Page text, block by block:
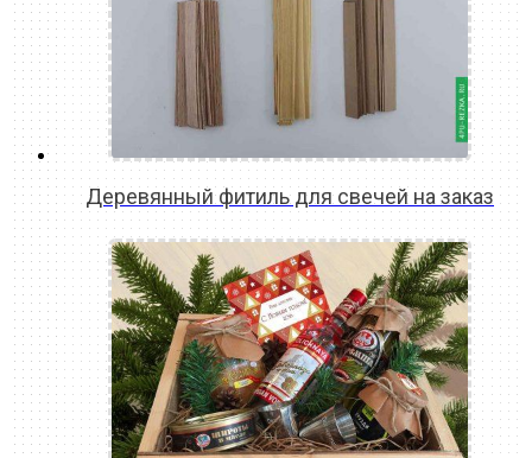
Деревянный фитиль для свечей на заказ
READ MORE